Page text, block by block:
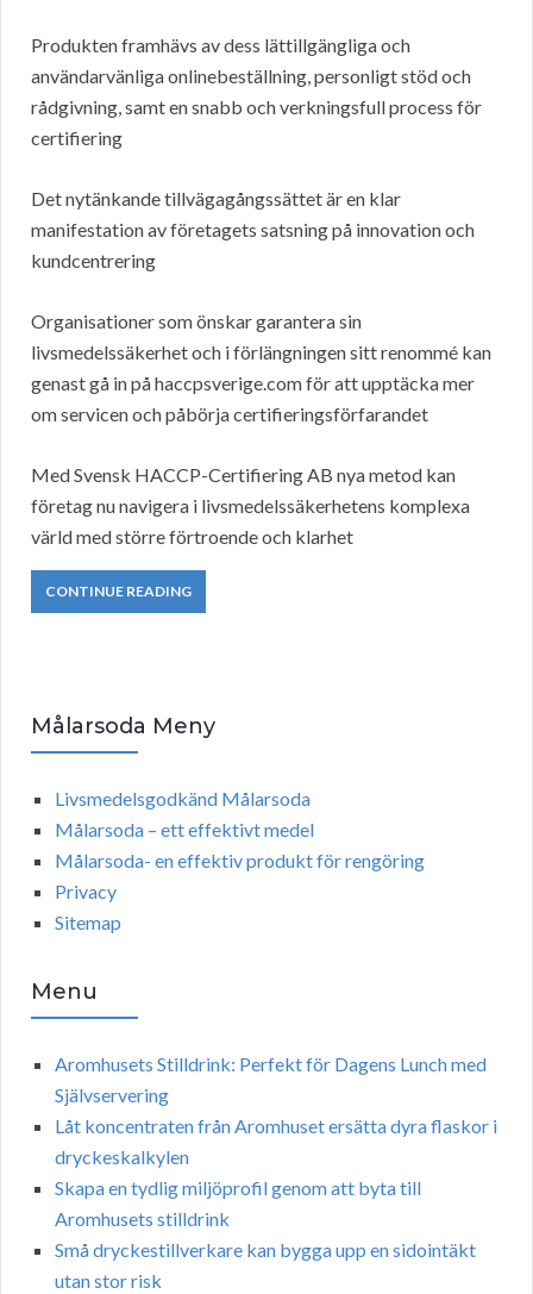
Produkten framhävs av dess lättillgängliga och
användarvänliga onlinebeställning, personligt stöd och
rådgivning, samt en snabb och verkningsfull process för
certifiering
Det nytänkande tillvägagångssättet är en klar
manifestation av företagets satsning på innovation och
kundcentrering
Organisationer som önskar garantera sin
livsmedelssäkerhet och i förlängningen sitt renommé kan
genast gå in på haccpsverige.com för att upptäcka mer
om servicen och påbörja certifieringsförfarandet
Med Svensk HACCP-Certifiering AB nya metod kan
företag nu navigera i livsmedelssäkerhetens komplexa
värld med större förtroende och klarhet
CONTINUE READING
Målarsoda Meny
Livsmedelsgodkänd Målarsoda
Målarsoda – ett effektivt medel
Målarsoda- en effektiv produkt för rengöring
Privacy
Sitemap
Menu
Aromhusets Stilldrink: Perfekt för Dagens Lunch med
Självservering
Låt koncentraten från Aromhuset ersätta dyra flaskor i
dryckeskalkylen
Skapa en tydlig miljöprofil genom att byta till
Aromhusets stilldrink
Små dryckestillverkare kan bygga upp en sidointäkt
utan stor risk